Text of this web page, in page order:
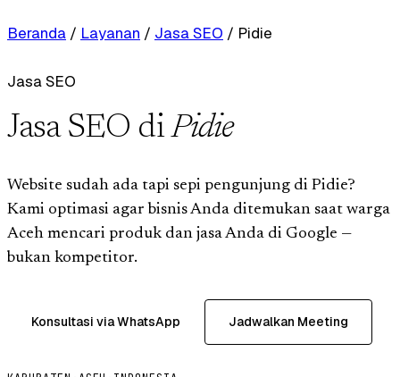
Beranda / Layanan / Jasa SEO / Pidie
Jasa SEO
Jasa SEO diPidie
Website sudah ada tapi sepi pengunjung di Pidie?
Kami optimasi agar bisnis Anda ditemukan saat warga
Aceh mencari produk dan jasa Anda di Google —
bukan kompetitor.
Konsultasi via WhatsApp Jadwalkan Meeting